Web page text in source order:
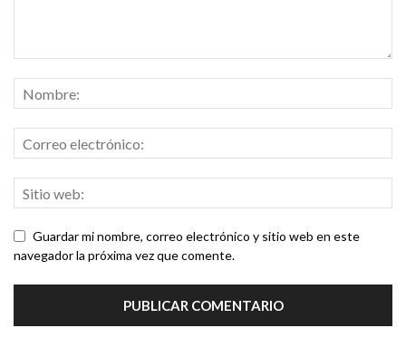
Guardar mi nombre, correo electrónico y sitio web en este
navegador la próxima vez que comente.